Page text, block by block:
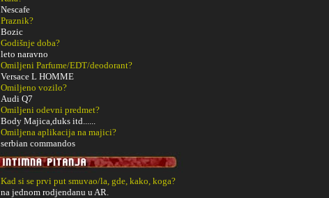
Nescafe
Praznik?
Bozic
Godišnje doba?
leto naravno
Omiljeni Parfume/EDT/deodorant?
Versace L HOMME
Omiljeno vozilo?
Audi Q7
Omiljeni odevni predmet?
Body Majica,duks itd......
Omiljena aplikacija na majici?
serbian commandos
Kad si se prvi put smuvao/la, gde, kako, koga?
na jednom rodjendanu u AR.